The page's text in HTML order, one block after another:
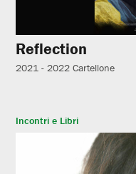
Reflection
2021 - 2022 Cartellone
Incontri e Libri